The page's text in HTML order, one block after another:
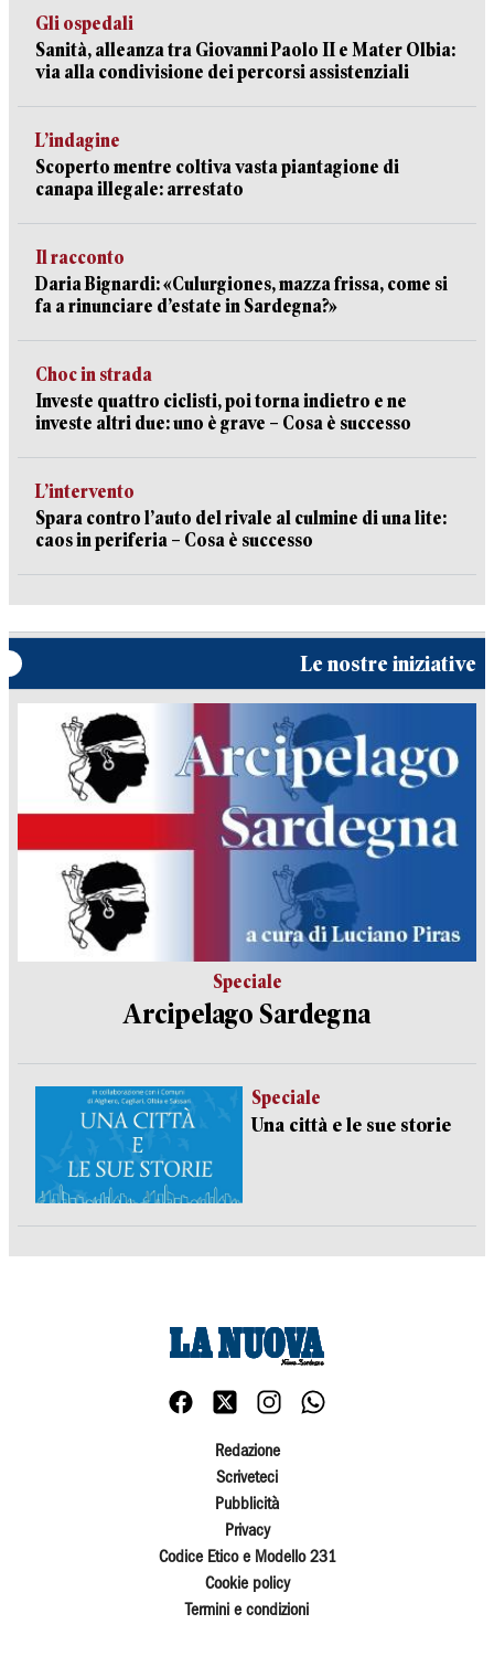
Gli ospedali
Sanità, alleanza tra Giovanni Paolo II e Mater Olbia:
via alla condivisione dei percorsi assistenziali
L’indagine
Scoperto mentre coltiva vasta piantagione di
canapa illegale: arrestato
Il racconto
Daria Bignardi: «Culurgiones, mazza frissa, come si
fa a rinunciare d’estate in Sardegna?»
Choc in strada
Investe quattro ciclisti, poi torna indietro e ne
investe altri due: uno è grave – Cosa è successo
L’intervento
Spara contro l’auto del rivale al culmine di una lite:
caos in periferia – Cosa è successo
Le nostre iniziative
Speciale
Arcipelago Sardegna
Speciale
Una città e le sue storie
Redazione
Scriveteci
Pubblicità
Privacy
Codice Etico e Modello 231
Cookie policy
Termini e condizioni